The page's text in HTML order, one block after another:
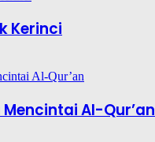
Kerinci
Al-Qur’an